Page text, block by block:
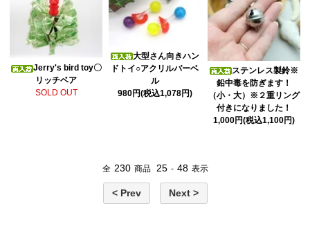
Jerry's bird toy〇
リッチベア
SOLD OUT
大型さん向きハン
ドトイ○アクリルバーベ
ル
980円(税込1,078円)
ステンレス製鈴※
鉛中毒を防ぎます！
（小・大）※２重リング
付きになりました！
1,000円(税込1,100円)
全 230 商品 25 - 48 表示
< Prev Next >